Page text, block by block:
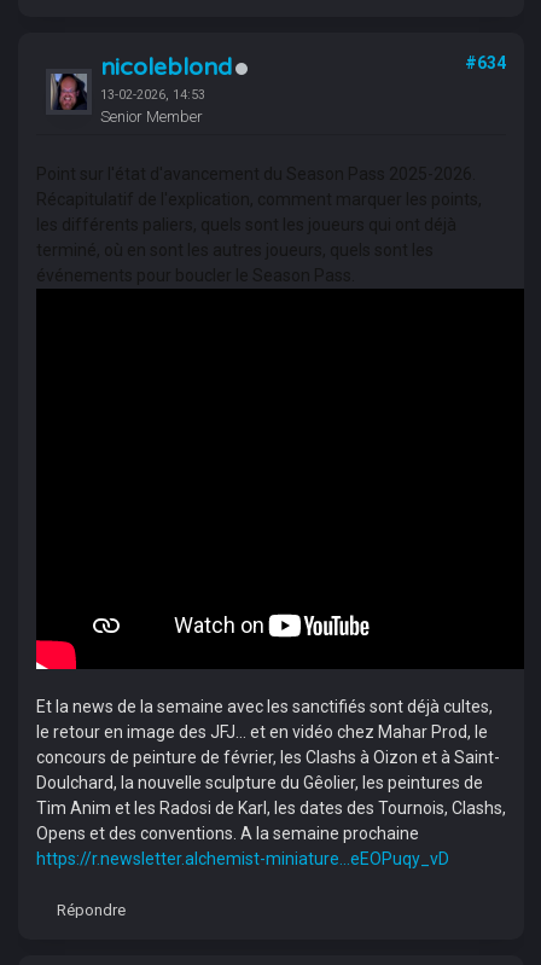
nicoleblond
13-02-2026, 14:53
Senior Member
#634
Point sur l'état d'avancement du Season Pass 2025-2026.
Récapitulatif de l'explication, comment marquer les points,
les différents paliers, quels sont les joueurs qui ont déjà
terminé, où en sont les autres joueurs, quels sont les
événements pour boucler le Season Pass.
Et la news de la semaine avec les sanctifiés sont déjà cultes,
le retour en image des JFJ... et en vidéo chez Mahar Prod, le
concours de peinture de février, les Clashs à Oizon et à Saint-
Doulchard, la nouvelle sculpture du Gêolier, les peintures de
Tim Anim et les Radosi de Karl, les dates des Tournois, Clashs,
Opens et des conventions. A la semaine prochaine
https://r.newsletter.alchemist-miniature...eEOPuqy_vD
Répondre